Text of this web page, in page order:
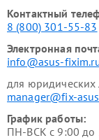
Контактный
8 (800) 301-55-83
Электронная
info@asus-
для юридических
manager@fix-
График работы:
ПН-ВСК с 9:00 до